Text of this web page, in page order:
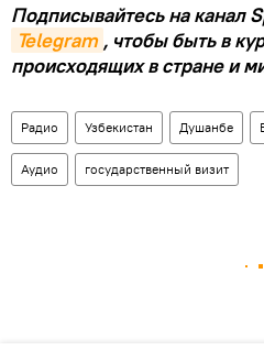
Подписывайтесь на канал
Telegram , чтобы быть в
происходящих в стране и
Радио Узбекистан Душанбе
Аудио государственный визит